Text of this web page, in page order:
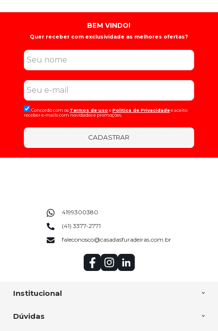
BEM VINDO!
Quer receber com exclusividade as melhores ofertas?
Concordo com os Termos de uso ePolitica de Privacidadee aceito
receber e-mails com novidades e promoções.
CADASTRAR
Institucional
Dúvidas
4199300380
(41) 3377-2771
faleconosco@casadasfuradeiras.com.br